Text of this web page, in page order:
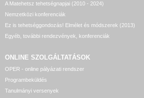
A Matehetsz tehetségnapjai (2010 - 2024)
Nemzetközi konferenciák
Ez is tehetséggondozás! Elmélet és módszerek (2013)
Egyéb, további rendezvények, konferenciák
ONLINE SZOLGÁLTATÁSOK
OPER - online pályázati rendszer
Programbeküldés
Tanulmányi versenyek